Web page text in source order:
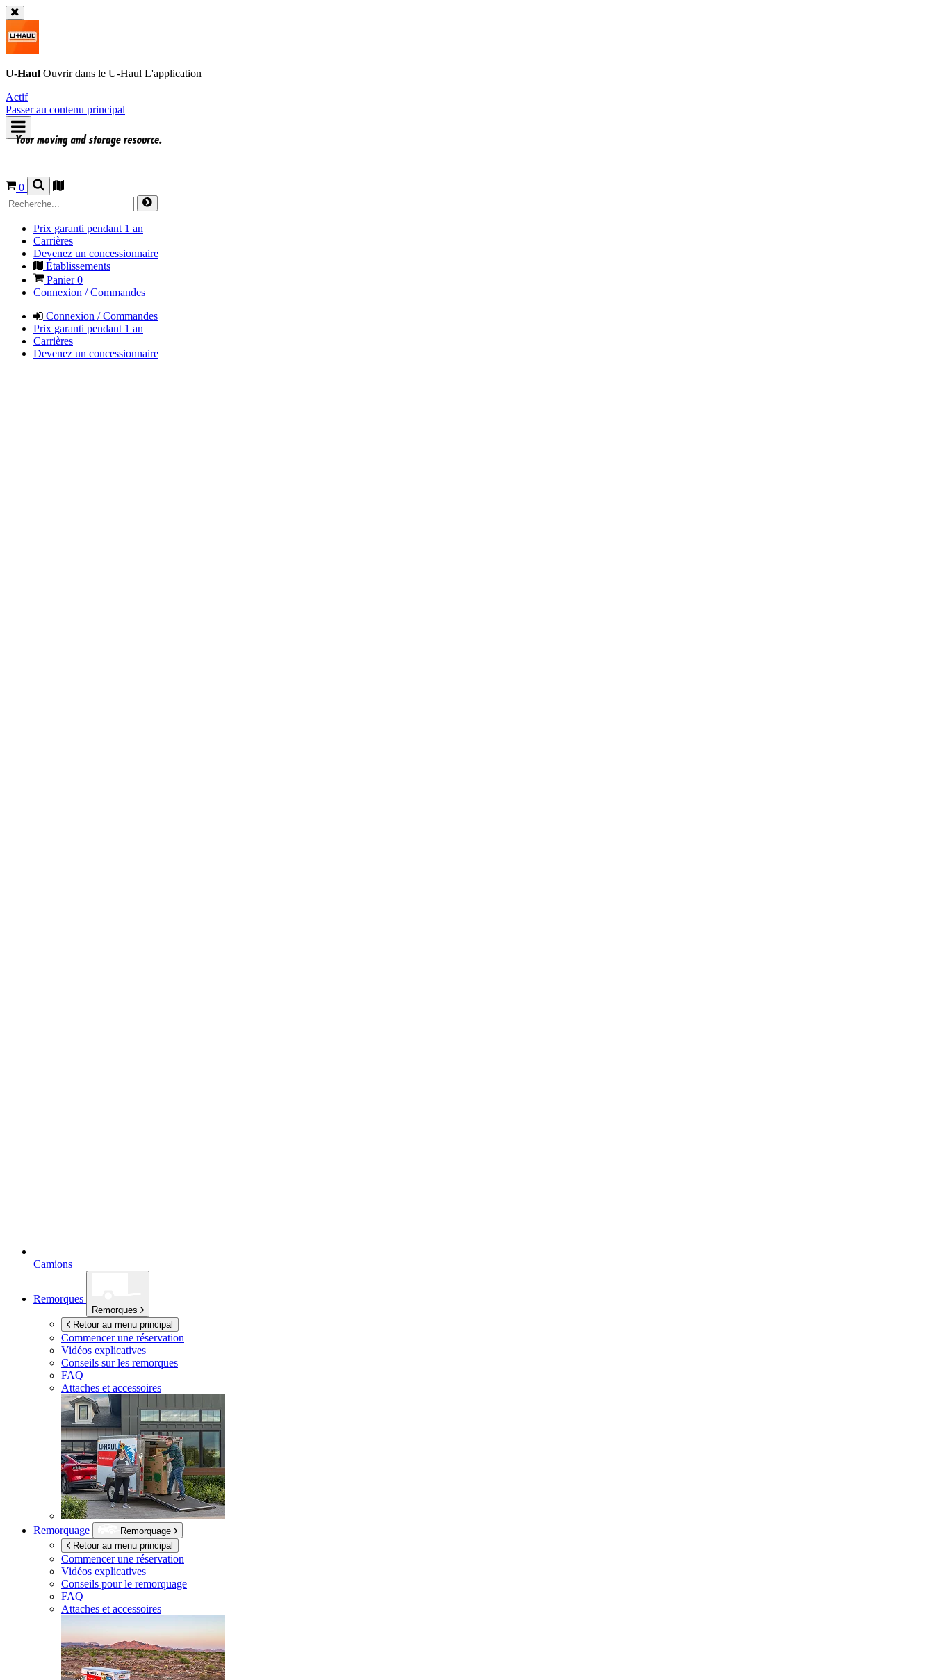
U-Haul Ouvrir dans le U-Haul L'application
Actif
Passer au contenu principal
0
Prix garanti pendant 1 an
Carrières
Devenez un concessionnaire
Établissements
Panier0
Connexion / Commandes
Connexion / Commandes
Prix garanti pendant 1 an
Carrières
Devenez un concessionnaire
Camions
Remorques
Remorques
Retour au menu principal
Commencer une réservation
Vidéos explicatives
Conseils sur les remorques
FAQ
Attaches et accessoires
Remorquage
Remorquage
Retour au menu principal
Commencer une réservation
Vidéos explicatives
Conseils pour le remorquage
FAQ
Attaches et accessoires